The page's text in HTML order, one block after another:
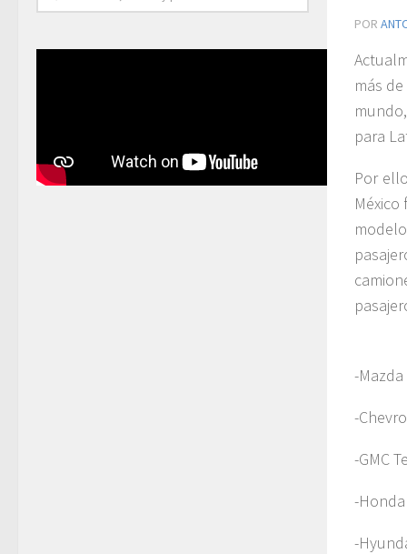
POR
más
para
Por
-Mazda
-
-GMC
-Honda
-